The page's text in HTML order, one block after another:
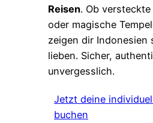
Reisen. Ob
oder magische
zeigen dir Indonesien
lieben. Sicher,
unvergesslich.
Jetzt deine
buchen